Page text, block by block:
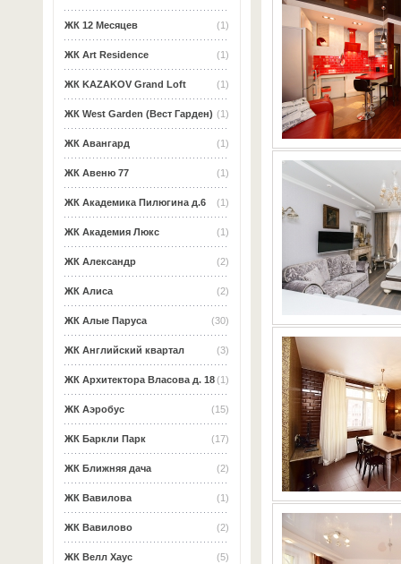
(1)
ЖК 12 Месяцев
(1)
ЖК Art Residence
(1)
ЖК KAZAKOV Grand Loft
(1)
ЖК West Garden (Вест Гарден)
(1)
ЖК Авангард
(1)
ЖК Авеню 77
(1)
ЖК Академика Пилюгина д.6
(1)
ЖК Академия Люкс
(2)
ЖК Александр
(2)
ЖК Алиса
(30)
ЖК Алые Паруса
(3)
ЖК Английский квартал
(1)
ЖК Архитектора Власова д. 18
(15)
ЖК Аэробус
(17)
ЖК Баркли Парк
(2)
ЖК Ближняя дача
(1)
ЖК Вавилова
(2)
ЖК Вавилово
(5)
ЖК Велл Хаус